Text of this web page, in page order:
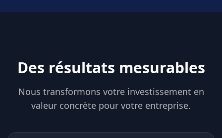
Des résultats mesurables
Nous transformons votre investissement en
valeur concrète pour votre entreprise.